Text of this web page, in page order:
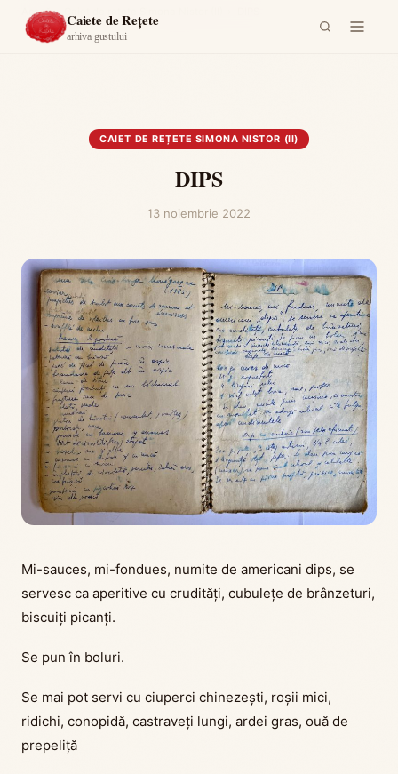
Caiete de Rețete
arhiva gustului
Acasă ›
CAIET DE REȚETE SIMONA NISTOR (II)
DIPS
13 noiembrie 2022
Mi-sauces, mi-fondues, numite de americani dips, se
servesc ca aperitive cu crudități, cubulețe de brânzeturi,
biscuiți picanți.
Se pun în boluri.
Se mai pot servi cu ciuperci chinezești, roșii mici,
ridichi, conopidă, castraveți lungi, ardei gras, ouă de
prepeliță